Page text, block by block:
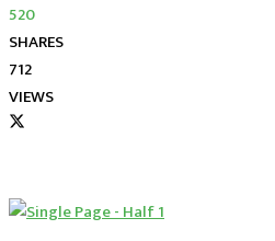
520
SHARES
712
VIEWS